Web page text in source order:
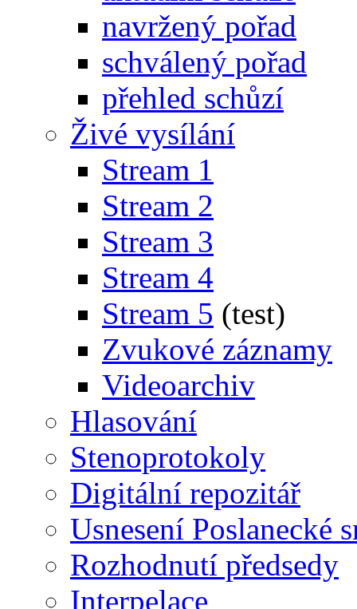
navržený pořad
schválený pořad
přehled schůzí
Živé vysílání
Stream 1
Stream 2
Stream 3
Stream 4
Stream 5 (test)
Zvukové záznamy
Videoarchiv
Hlasování
Stenoprotokoly
Digitální repozitář
Usnesení Poslanecké
Rozhodnutí předsedy
Interpelace